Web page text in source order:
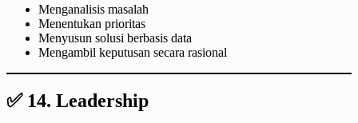
Menganalisis masalah
Menentukan prioritas
Menyusun solusi berbasis data
Mengambil keputusan secara rasional
✅ 14. Leadership